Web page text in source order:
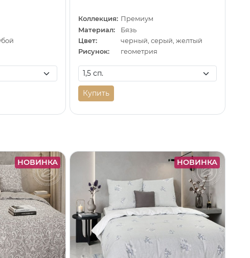
Коллекция: Премиум
Материал:
Бязь
Цвет:
черный, серый, желтый
Рисунок:
геометрия
Купить
НОВИНКА НОВИНКА